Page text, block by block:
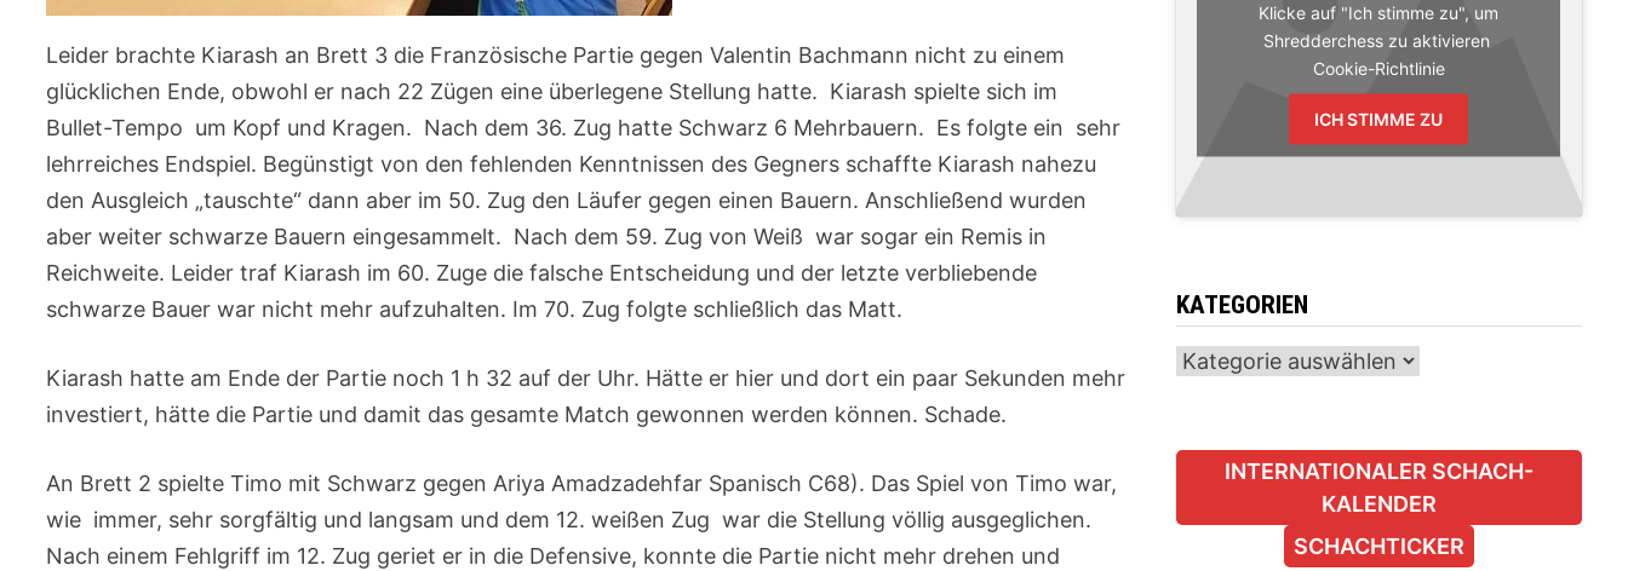
Leider brachte Kiarash an Brett 3 die Französische Partie gegen Valentin Bachmann nicht zu einem
glücklichen Ende, obwohl er nach 22 Zügen eine überlegene Stellung hatte. Kiarash spielte sich im
Bullet-Tempo um Kopf und Kragen. Nach dem 36. Zug hatte Schwarz 6 Mehrbauern. Es folgte ein sehr
lehrreiches Endspiel. Begünstigt von den fehlenden Kenntnissen des Gegners schaffte Kiarash nahezu
den Ausgleich „tauschte“ dann aber im 50. Zug den Läufer gegen einen Bauern. Anschließend wurden
aber weiter schwarze Bauern eingesammelt. Nach dem 59. Zug von Weiß war sogar ein Remis in
Reichweite. Leider traf Kiarash im 60. Zuge die falsche Entscheidung und der letzte verbliebende
schwarze Bauer war nicht mehr aufzuhalten. Im 70. Zug folgte schließlich das Matt.
Kiarash hatte am Ende der Partie noch 1 h 32 auf der Uhr. Hätte er hier und dort ein paar Sekunden mehr
investiert, hätte die Partie und damit das gesamte Match gewonnen werden können. Schade.
An Brett 2 spielte Timo mit Schwarz gegen Ariya Amadzadehfar Spanisch C68). Das Spiel von Timo war,
wie immer, sehr sorgfältig und langsam und dem 12. weißen Zug war die Stellung völlig ausgeglichen.
Nach einem Fehlgriff im 12. Zug geriet er in die Defensive, konnte die Partie nicht mehr drehen und
Klicke auf "Ich stimme zu", um
Shredderchess zu aktivieren
Cookie-Richtlinie
ICH STIMME ZU
KATEGORIEN
Kategorien
INTERNATIONALER SCHACH-
KALENDER
SCHACHTICKER